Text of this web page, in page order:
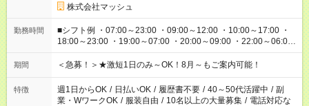
株式会社マッシュ
勤務時間
■シフト例 ・07:00～23:00 ・09:00～12:00 ・10:00～17:00 ・
18:00～23:00 ・19:00～07:00 ・20:00～09:00 ・22:00～06:00
etc ★最短3時間で5,120円のお仕事から／15時間で2万円近く稼
げるお仕事も！ ご希望のお時間に合わせてご紹介！ ※シフトは
ください！
期間 ＜急募！＞★激短1日のみ～OK！8月～もご案内可能！
特徴 週1日からOK / 日払いOK / 履歴書不要 / 40～50代活躍中 / 副
業・WワークOK / 服装自由 / 10名以上の大量募集 / 電話対応な